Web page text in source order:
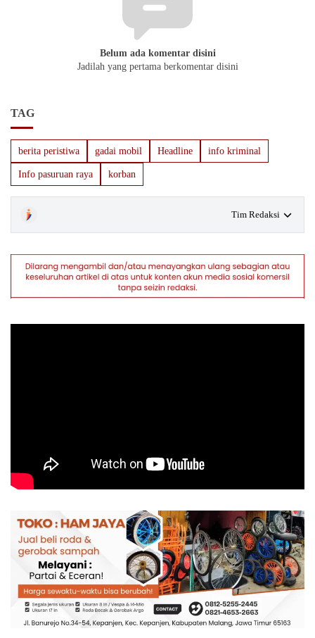
Belum ada komentar disini
Jadilah yang pertama berkomentar disini
TAG
berita peristiwa gadai mobil Headline info kriminal
Info pasuruan raya korban
Tim Redaksi